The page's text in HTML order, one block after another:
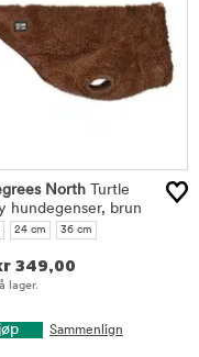
North Turtle
hundegenser, brun
24 cm 36 cm
349,00
lager.
Sammenlign